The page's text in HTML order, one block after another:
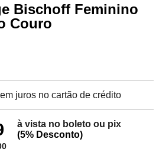
Bischoff Feminino
Couro
juros no cartão de crédito
à vista no boleto ou pix
(5% Desconto)